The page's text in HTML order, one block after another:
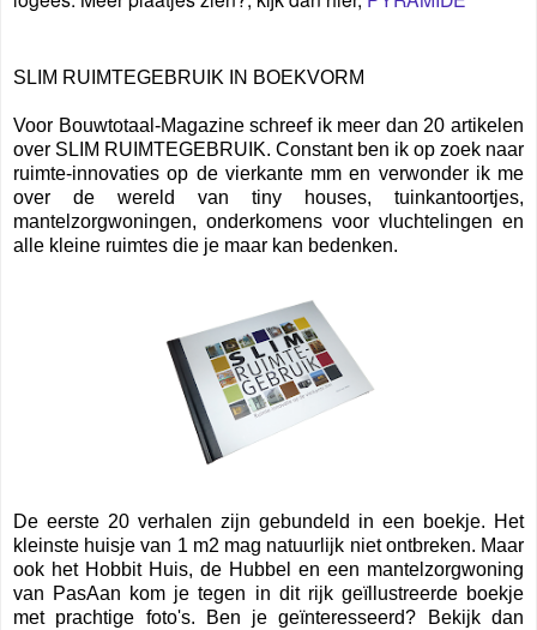
SLIM RUIMTEGEBRUIK IN BOEKVORM
Voor Bouwtotaal-Magazine schreef ik meer dan 20 artikelen
over SLIM RUIMTEGEBRUIK. Constant ben ik op zoek naar
ruimte-innovaties op de vierkante mm en verwonder ik me
over de wereld van tiny houses, tuinkantoortjes,
mantelzorgwoningen, onderkomens voor vluchtelingen en
alle kleine ruimtes die je maar kan bedenken.
De eerste 20 verhalen zijn gebundeld in een boekje. Het
kleinste huisje van 1 m2 mag natuurlijk niet ontbreken. Maar
ook het Hobbit Huis, de Hubbel en een mantelzorgwoning
van PasAan kom je tegen in dit rijk geïllustreerde boekje
met prachtige foto's. Ben je geïnteresseerd? Bekijk dan